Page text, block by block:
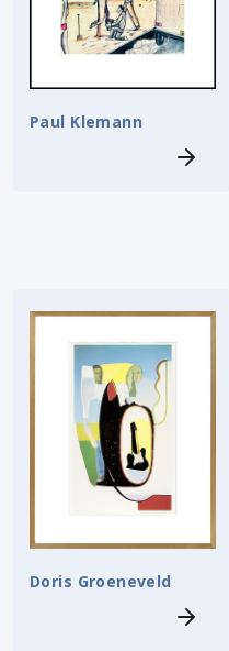
Paul Klemann
Doris Groeneveld